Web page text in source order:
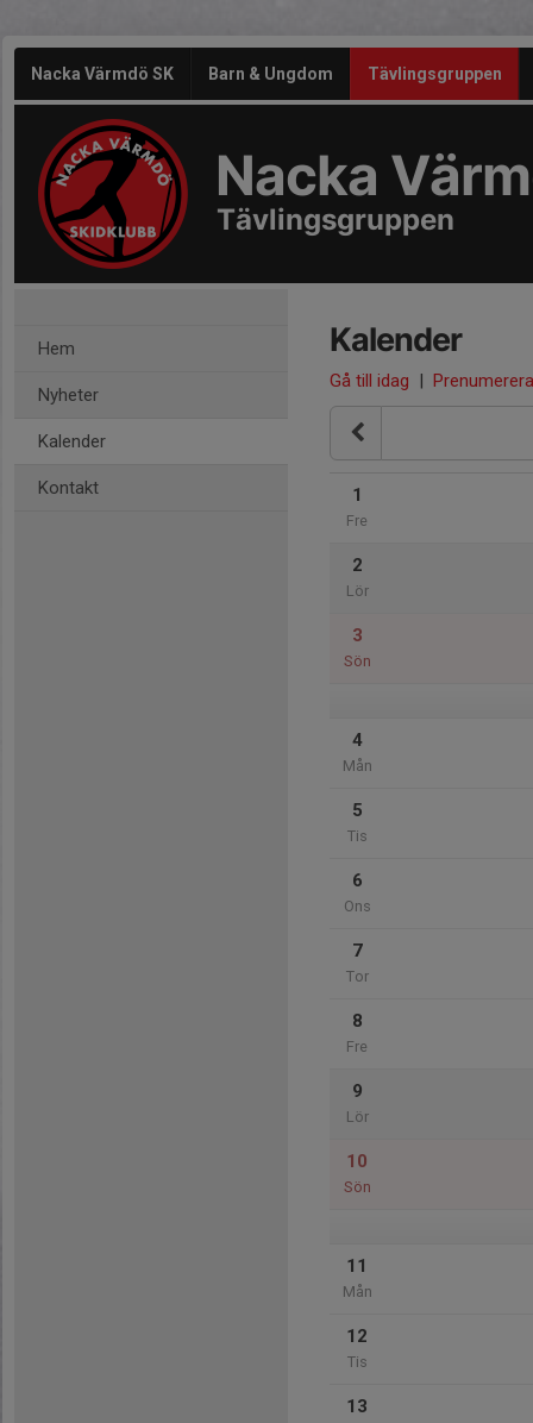
Nacka Värmdö SK Barn & Ungdom Tävlingsgruppen
Nacka
Tävlingsgruppen
Hem
Nyheter
Kalender
Kontakt
Kalender
Gå till idag | Prenumerera
1
Fre
2
Lör
3
Sön
4
Mån
5
Tis
6
Ons
7
Tor
8
Fre
9
Lör
10
Sön
11
Mån
12
Tis
13